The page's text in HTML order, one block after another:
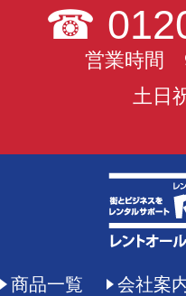
☎
営業時間
土日
商品一覧 会社案